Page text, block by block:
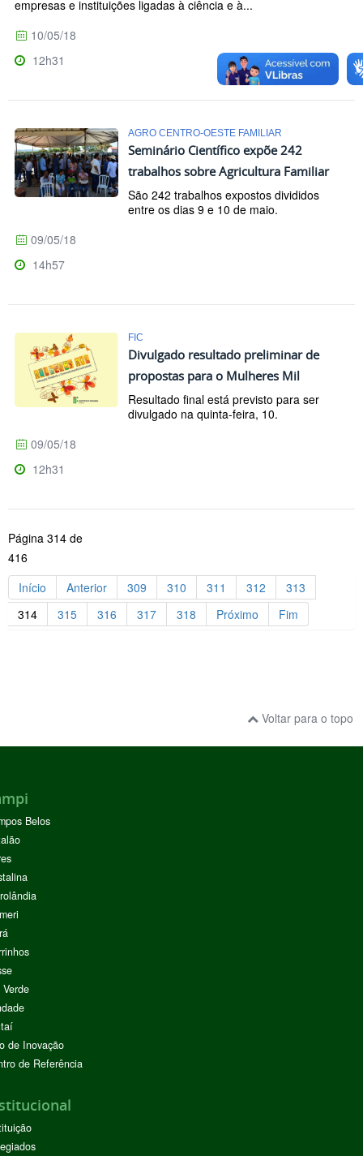
empresas e instituições ligadas à ciência e à...
10/05/18
12h31
AGRO CENTRO-OESTE FAMILIAR
Seminário Científico expõe 242
trabalhos sobre Agricultura Familiar
São 242 trabalhos expostos divididos
entre os dias 9 e 10 de maio.
09/05/18
14h57
FIC
Divulgado resultado preliminar de
propostas para o Mulheres Mil
Resultado final está previsto para ser
divulgado na quinta-feira, 10.
09/05/18
12h31
Página 314 de
416
Início
Anterior 309 310 311 312
313
314
315 316 317 318 Próximo Fim
Voltar para o topo
Belos
de Inovação
de Referência